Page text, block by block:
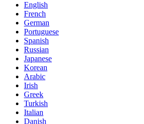
English
French
German
Portuguese
Spanish
Russian
Japanese
Korean
Arabic
Irish
Greek
Turkish
Italian
Danish